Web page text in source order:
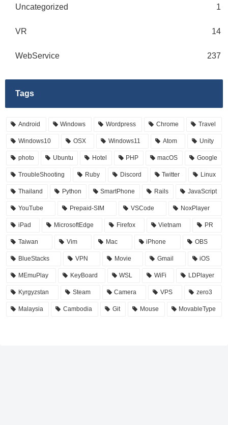
Uncategorized 1
VR 14
WebService 237
Tags
Android Windows Wordpress Chrome Travel
Windows10 OSX Windows11 Atom Unity
photo Ubuntu Hotel PHP macOS Google
TroubleShooting Ruby Discord Twitter Linux
Thailand Python SmartPhone Rails JavaScript
YouTube Prepaid-SIM VSCode NoxPlayer
iPad MicrosoftEdge Firefox Vietnam PR
Taiwan Vim Mac iPhone OBS
BlueStacks VPN Movie Gmail iOS
MEmuPlay KeyBoard WSL WiFi LDPlayer
Kyrgyzstan Steam Camera VPS zero3
Malaysia Cambodia Git Mouse MovableType